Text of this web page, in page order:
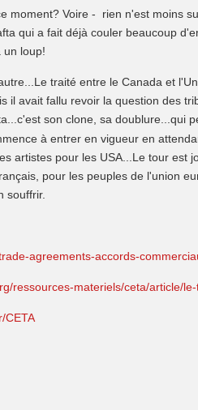
moment? Voire - rien n'est moins
qui a fait déjà couler beaucoup
un loup!
traité entre le Canada et
il avait fallu revoir la question des
son clone, sa doublure...qui
à entrer en vigueur en
artistes pour les USA...Le tour est
pour les peuples de l'union
souffrir.
agreements-accords-
ressources-materiels/ceta/article/
CETA